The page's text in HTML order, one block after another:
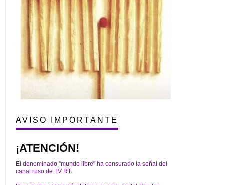
AVISO IMPORTANTE
¡ATENCIÓN!
El denominado "mundo libre" ha censurado la señal del
canal ruso de TV RT.